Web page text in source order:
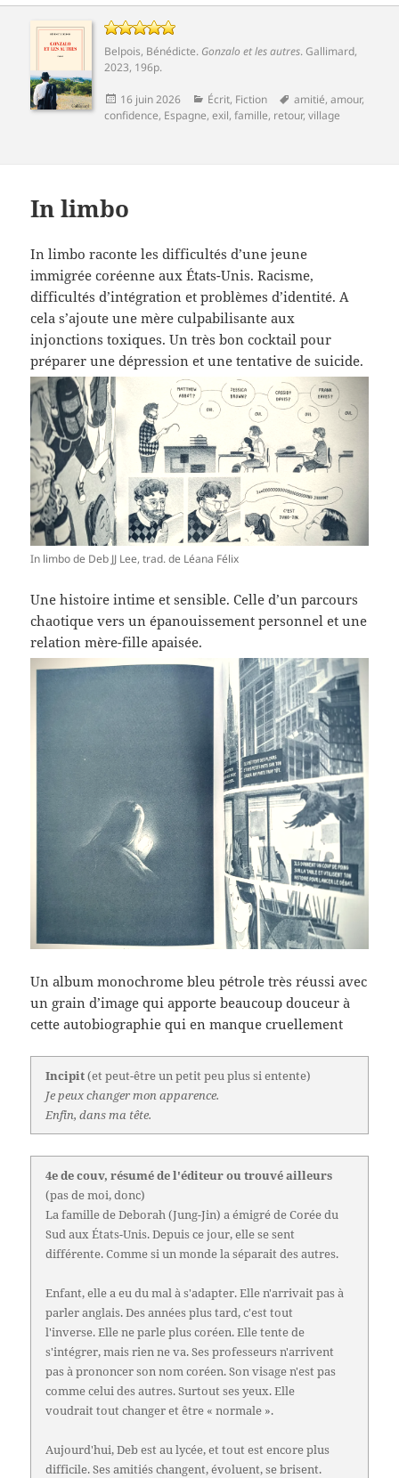
Belpois, Bénédicte. Gonzalo et les autres.Gallimard,
2023, 196p.
Publié
le
16 juin 2026 Catégories
Écrit, Fiction
Mots-
clés
amitié, amour,
confidence, Espagne, exil, famille, retour, village
In limbo
In limbo raconte les difficultés d’une jeune
immigrée coréenne aux États-Unis. Racisme,
difficultés d’intégration et problèmes d’identité. A
cela s’ajoute une mère culpabilisante aux
injonctions toxiques. Un très bon cocktail pour
préparer une dépression et une tentative de suicide.
In limbo de Deb JJ Lee, trad. de Léana Félix
Une histoire intime et sensible. Celle d’un parcours
chaotique vers un épanouissement personnel et une
relation mère-fille apaisée.
Un album monochrome bleu pétrole très réussi avec
un grain d’image qui apporte beaucoup douceur à
cette autobiographie qui en manque cruellement
Incipit(et peut-être un petit peu plus si entente)
Je peux changer mon apparence.
Enfin, dans ma tête.
4e de couv, résumé de l'éditeur ou trouvé ailleurs
(pas de moi, donc)
La famille de Deborah (Jung-Jin) a émigré de Corée du
Sud aux États-Unis. Depuis ce jour, elle se sent
différente. Comme si un monde la séparait des autres.
Enfant, elle a eu du mal à s'adapter. Elle n'arrivait pas à
parler anglais. Des années plus tard, c'est tout
l'inverse. Elle ne parle plus coréen. Elle tente de
s'intégrer, mais rien ne va. Ses professeurs n'arrivent
pas à prononcer son nom coréen. Son visage n'est pas
comme celui des autres. Surtout ses yeux. Elle
voudrait tout changer et être « normale ».
Aujourd'hui, Deb est au lycée, et tout est encore plus
difficile. Ses amitiés changent, évoluent, se brisent.